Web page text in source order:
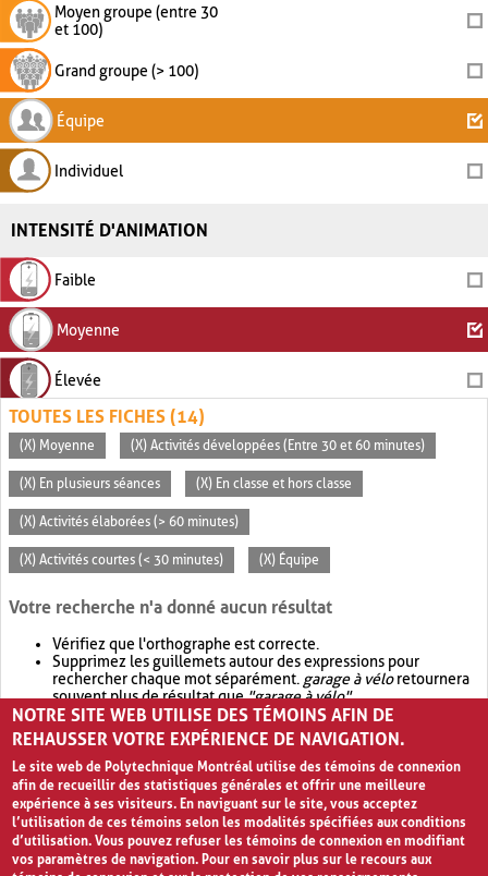
Moyen groupe (entre 30
et 100)
Grand groupe (> 100)
Équipe
Individuel
INTENSITÉ D'ANIMATION
Faible
Moyenne
Élevée
TOUTES LES FICHES (14)
(X) Moyenne (X) Activités développées (Entre 30 et 60 minutes)
(X) En plusieurs séances (X) En classe et hors classe
(X) Activités élaborées (> 60 minutes)
(X) Activités courtes (< 30 minutes) (X) Équipe
Votre recherche n'a donné aucun résultat
Vérifiez que l'orthographe est correcte.
Supprimez les guillemets autour des expressions pour
rechercher chaque mot séparément. garage à véloretournera
souvent plus de résultat que"garage à vélo".
Envisagez d'élargir votre recherche avec OR.garage OR vélo
retournera souvent plus de résultat quegarage à vélo
NOTRE SITE WEB UTILISE DES TÉMOINS AFIN DE
REHAUSSER VOTRE EXPÉRIENCE DE NAVIGATION.
Le site web de Polytechnique Montréal utilise des témoins de connexion
afin de recueillir des statistiques générales et offrir une meilleure
expérience à ses visiteurs. En naviguant sur le site, vous acceptez
l’utilisation de ces témoins selon les modalités spécifiées aux conditions
d’utilisation. Vous pouvez refuser les témoins de connexion en modifiant
vos paramètres de navigation. Pour en savoir plus sur le recours aux